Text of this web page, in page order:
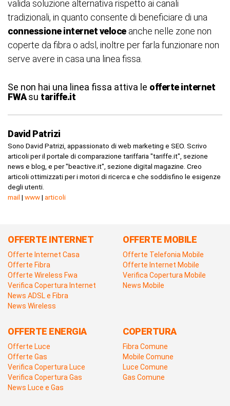
valida soluzione alternativa rispetto ai canali
tradizionali, in quanto consente di beneficiare di una
connessione internet veloceanche nelle zone non
coperte da fibra o adsl, inoltre per farla funzionare non
serve avere in casa una linea fissa.
Se non hai una linea fissa attiva le offerte internet
FWAsu tariffe.it
David Patrizi
Sono David Patrizi, appassionato di web marketing e SEO. Scrivo
articoli per il portale di comparazione tariffaria "tariffe.it", sezione
news e blog, e per "beactive.it", sezione digital magazine. Creo
articoli ottimizzati per i motori di ricerca e che soddisfino le esigenze
degli utenti.
mail | www| articoli
OFFERTE INTERNET
Offerte Internet Casa
Offerte Fibra
Offerte Wireless Fwa
Verifica Copertura Internet
News ADSL e Fibra
News Wireless
OFFERTE MOBILE
Offerte Telefonia Mobile
Offerte Internet Mobile
Verifica Copertura Mobile
News Mobile
OFFERTE ENERGIA
Offerte Luce
Offerte Gas
Verifica Copertura Luce
Verifica Copertura Gas
News Luce e Gas
COPERTURA
Fibra Comune
Mobile Comune
Luce Comune
Gas Comune